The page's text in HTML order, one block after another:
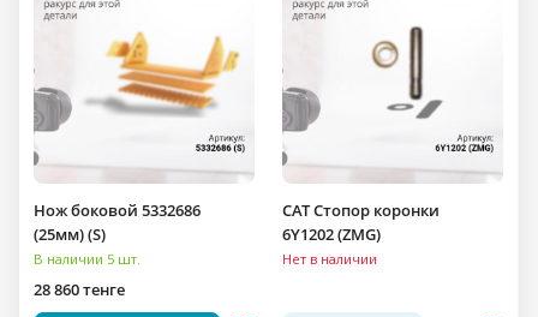
Нож боковой 5332686
(25мм) (S)
В наличии 5 шт.
28 860 тенге
CAT Стопор коронки
6Y1202 (ZMG)
Нет в наличии